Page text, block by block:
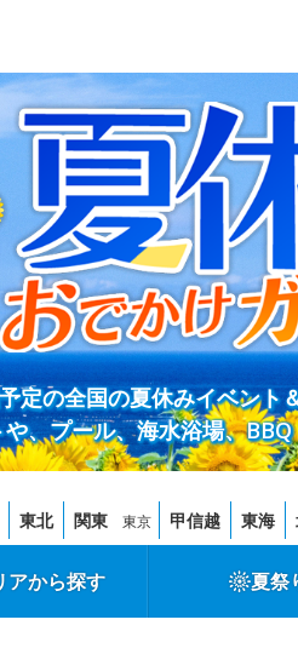
定の全国の夏休みイベント
、プール、海水浴場、
東北 関東 東京 甲信越 東海
アから探す 夏祭